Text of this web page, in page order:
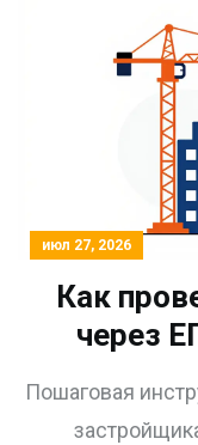
июл 27, 2026
Как
через
Пошаговая